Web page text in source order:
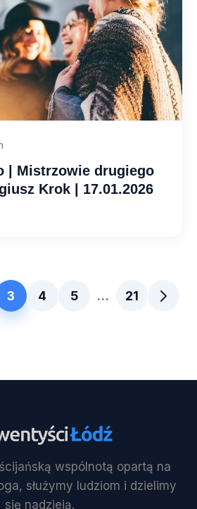
| Mistrzowie drugiego
Krok | 17.01.2026
3 4 5 … 21
wspólnotą opartą na
służymy ludziom i dzielimy
się nadzieją.